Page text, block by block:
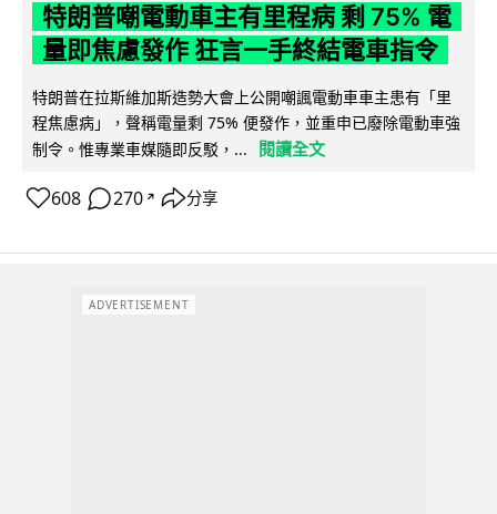
特朗普嘲電動車主有里程病 剩 75% 電
量即焦慮發作 狂言一手終結電車指令
特朗普在拉斯維加斯造勢大會上公開嘲諷電動車車主患有「里
程焦慮病」，聲稱電量剩 75% 便發作，並重申已廢除電動車強
制令。惟專業車媒隨即反駁，...
閱讀全文
608 270 ↗ 分享
ADVERTISEMENT